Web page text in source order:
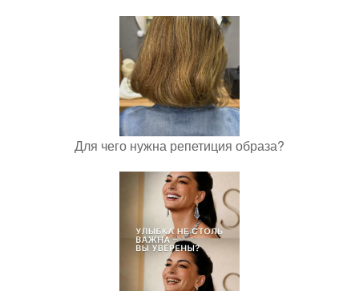
Для чего нужна репетиция образа?